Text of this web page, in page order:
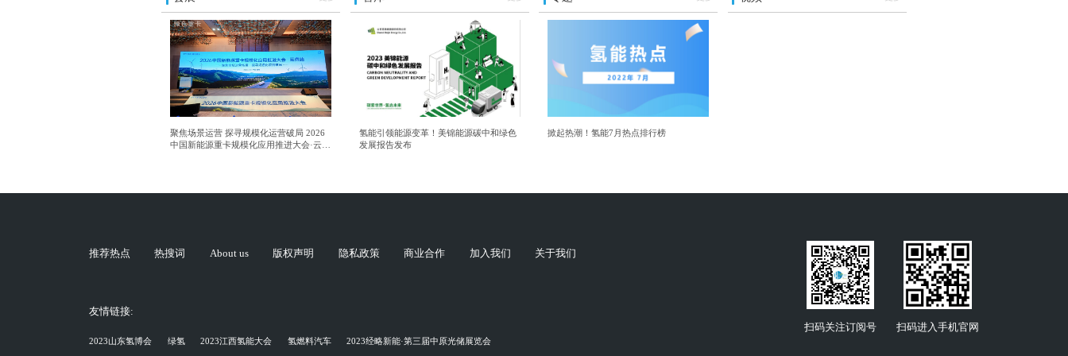
聚焦场景运营 探寻规模化运营破局 2026
中国新能源重卡规模化应用推进大会·云南
氢能引领能源变革！美锦能源碳中和绿色
发展报告发布
掀起热潮！氢能7月热点排行榜
推荐热点 热搜词 About us 版权声明 隐私政策 商业合作 加入我们 关于我们
友情链接:
2023山东氢博会 绿氢 2023江西氢能大会 氢燃料汽车 2023经略新能·第三届中原光储展览会
扫码关注订阅号 扫码进入手机官网